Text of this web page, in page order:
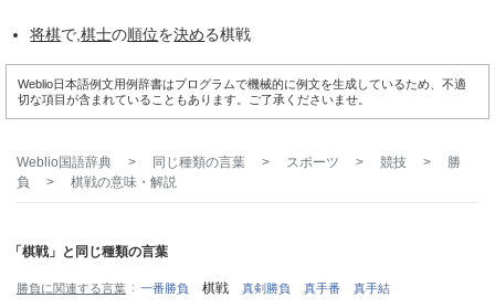
将棋で,棋士の順位を決める棋戦
Weblio日本語例文用例辞書はプログラムで機械的に例文を生成しているため、不適
切な項目が含まれていることもあります。ご了承くださいませ。
Weblio国語辞典 > 同じ種類の言葉 > スポーツ > 競技 >
勝
負
> 棋戦の意味・解説
「棋戦」と同じ種類の言葉
勝負に関連する言葉 一番勝負 棋戦 真剣勝負 真手番 真手結